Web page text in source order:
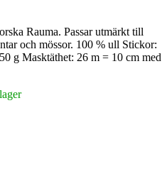
Rauma. Passar utmärkt till
och mössor. 100 % ull Stickor:
g Masktäthet: 26 m = 10 cm med